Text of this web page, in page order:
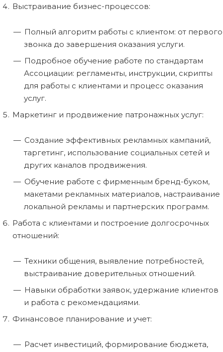
Выстраивание бизнес-процессов:
Полный алгоритм работы с клиентом: от первого
звонка до завершения оказания услуги.
Подробное обучение работе по стандартам
Ассоциации: регламенты, инструкции, скрипты
для работы с клиентами и процесс оказания
услуг.
Маркетинг и продвижение патронажных услуг:
Создание эффективных рекламных кампаний,
таргетинг, использование социальных сетей и
других каналов продвижения.
Обучение работе с фирменным бренд-буком,
макетами рекламных материалов, настраивание
локальной рекламы и партнерских программ.
Работа с клиентами и построение долгосрочных
отношений:
Техники общения, выявление потребностей,
выстраивание доверительных отношений.
Навыки обработки заявок, удержание клиентов
и работа с рекомендациями.
Финансовое планирование и учет:
Расчет инвестиций, формирование бюджета,